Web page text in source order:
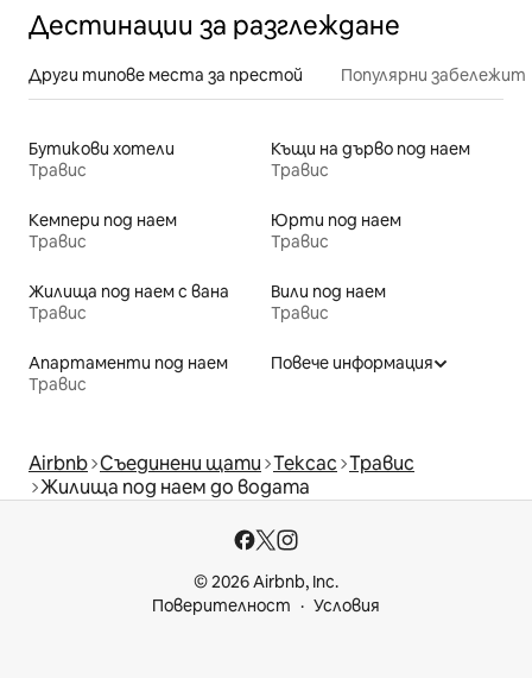
Дестинации за разглеждане
Други типове места за престой Популярни
Бутикови хотели
Травис
Къщи на дърво под наем
Травис
Кемпери под наем
Травис
Юрти под наем
Травис
Жилища под наем с вана
Травис
Вили под наем
Травис
Апартаменти под наем
Травис
Повече информация
Airbnb Съединени щати Тексас Травис
Жилища под наем до водата
© 2026 Airbnb, Inc.
Поверителност
Условия